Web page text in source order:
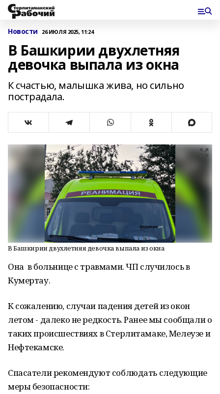
Новости 26 ИЮЛЯ 2025, 11:24
В Башкирии двухлетняя
девочка выпала из окна
К счастью, малышка жива, но сильно
пострадала.
В Башкирии двухлетняя девочка выпала из окна
Она в больнице с травмами. ЧП случилось в
Кумертау.
К сожалению, случаи падения детей из окон
летом - далеко не редкость. Ранее мы сообщали о
таких происшествиях в Стерлитамаке, Мелеузе и
Нефтекамске.
Спасатели рекомендуют соблюдать следующие
меры безопасности: